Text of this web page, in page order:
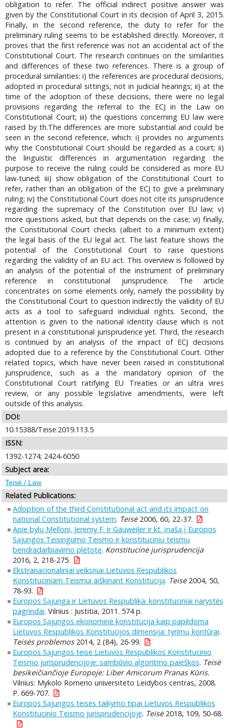
obligation to refer. The official indirect positive answer was
given by the Constitutional Court in its decision of April 3, 2015.
Finally, in the second reference, the duty to refer for the
preliminary ruling seems to be established directly. Moreover, it
proves that the first reference was not an accidental act of the
Constitutional Court. The research continues on the similarities
and differences of these two references. There is a group of
procedural similarities: i) the references are procedural decisions,
adopted in procedural sittings, not in judicial hearings; ii) at the
time of the adoption of these decisions, there were no legal
provisions regarding the referral to the ECJ in the Law on
Constitutional Court; iii) the questions concerning EU law were
raised by th.The differences are more substantial and could be
seen in the second reference, which: i) provides no arguments
why the Constitutional Court should be regarded as a court; ii)
the linguistic differences in argumentation regarding the
purpose to receive the ruling could be considered as more EU
law-tuned; iii) show obligation of the Constitutional Court to
refer, rather than an obligation of the ECJ to give a preliminary
ruling; iv) the Constitutional Court does not cite its jurisprudence
regarding the supremacy of the Constitution over EU law; v)
more questions asked, but that depends on the case; vi) finally,
the Constitutional Court checks (albeit to a minimum extent)
the legal basis of the EU legal act. The last feature shows the
potential of the Constitutional Court to raise questions
regarding the validity of an EU act. This overview is followed by
an analysis of the potential of the instrument of preliminary
reference in constitutional jurisprudence. The article
concentrates on some elements only, namely the possibility by
the Constitutional Court to question indirectly the validity of EU
acts as a tool to safeguard individual rights. Second, the
attention is given to the national identity clause which is not
present in a constitutional jurisprudence yet. Third, the research
is continued by an analysis of the impact of ECJ decisions
adopted due to a reference by the Constitutional Court. Other
related topics, which have never been raised in constitutional
jurisprudence, such as a the mandatory opinion of the
Constitutional Court ratifying EU Treaties or an ultra vires
review, or any possible legislative amendments, were left
outside of this analysis.
DOI:
10.15388/Teise.2019.113.5
ISSN:
1392-1274; 2424-6050
Subject area:
Teisė / Law
Related Publications:
Adoption of the third Constitutional act and its impact on
national Constitutional system. Teisė2006, 60, 22-37.
Apie bylų Melloni, Jeremy F. ir Gauweiler ir kt. įnašą į Europos
Sąjungos Teisingumo Teismo ir konstitucinių teismų
bendradarbiavimo plėtotę. Konstitucinė jurisprudencija
2016, 2, 218-275.
Ekstranacionaliniai veiksniai Lietuvos Respublikos
Konstituciniam Teismui aiškinant Konstituciją. Teisė2004, 50,
78-93.
Europos Sąjunga ir Lietuvos Respublika: konstituciniai narystės
pagrindai. Vilnius : Justitia, 2011. 574 p.
Europos Sąjungos ekonominė konstitucija kaip papildoma
Lietuvos Respublikos Konstitucijos dimensija: tyrimų kontūrai.
Teisės problemos2014, 2 (84), 26-99.
Europos Sąjungos teisė Lietuvos Respublikos Konstitucinio
Teismo jurisprudencijoje: sambūvio algoritmo paieškos. Teisė
besikeičiančioje Europoje: Liber Amicorum Pranas Kūris.
Vilnius: Mykolo Romerio universiteto Leidybos centras, 2008.
P. 669-707.
Europos Sąjungos teisės taikymo tipai Lietuvos Respublikos
Konstitucinio Teismo jurisprudencijoje. Teisė2018, 109, 50-68.